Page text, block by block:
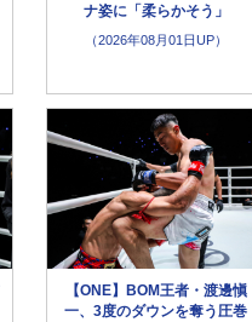
ナ姿に「柔らかそう」
（2026年08月01日UP）
【ONE】BOM王者・渡邊愼
一、3度のダウンを奪う圧巻